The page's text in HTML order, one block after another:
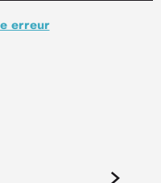
erreur